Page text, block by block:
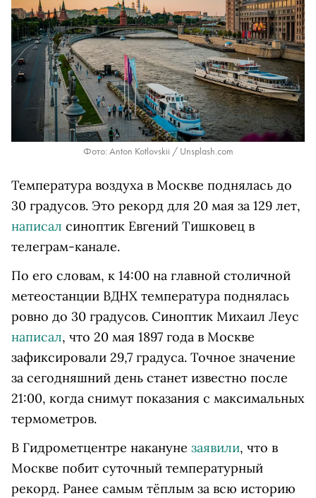
Фото: Anton Kotlovskii / Unsplash.com
Температура воздуха в Москве поднялась до
30 градусов. Это рекорд для 20 мая за 129 лет,
написал синоптик Евгений Тишковец в
телеграм-канале.
По его словам, к 14:00 на главной столичной
метеостанции ВДНХ температура поднялась
ровно до 30 градусов. Синоптик Михаил Леус
написал, что 20 мая 1897 года в Москве
зафиксировали 29,7 градуса. Точное значение
за сегодняшний день станет известно после
21:00, когда снимут показания с максимальных
термометров.
В Гидрометцентре накануне заявили, что в
Москве побит суточный температурный
рекорд. Ранее самым тёплым за всю историю